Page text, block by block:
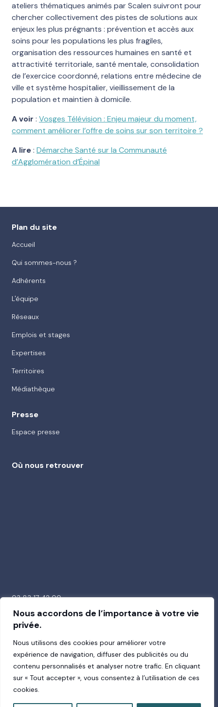
Nous accordons de l’importance à votre vie
privée.
Nous utilisons des cookies pour améliorer votre
expérience de navigation, diffuser des publicités ou du
contenu personnalisés et analyser notre trafic. En cliquant
sur « Tout accepter », vous consentez à l’utilisation de ces
cookies.
ateliers thématiques animés par Scalen suivront pour
chercher collectivement des pistes de solutions aux
enjeux les plus prégnants : prévention et accès aux
soins pour les populations les plus fragiles,
organisation des ressources humaines en santé et
attractivité territoriale, santé mentale, consolidation
de l’exercice coordonné, relations entre médecine de
ville et système hospitalier, vieillissement de la
population et maintien à domicile.
A voir : Vosges Télévision : Enjeu majeur du moment,
comment améliorer l’offre de soins sur son territoire ?
A lire: Démarche Santé sur la Communauté
d’Agglomération d’Épinal
Plan du site
Accueil
Qui sommes-nous ?
Adhérents
L'équipe
Réseaux
Emplois et stages
Expertises
Territoires
Médiathèque
Presse
Espace presse
Où nous retrouver
03 83 17 42 00
26 avenue de la Garenne
54000 Nancy
Suivez-nous !